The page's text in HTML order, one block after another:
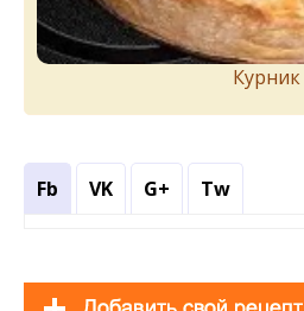
Курник
Fb VK G+ Tw